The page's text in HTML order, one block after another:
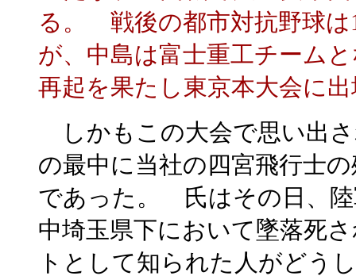
る。 戦後の都市対抗野球は
が、中島は富士重工チーム
再起を果たし東京本大会に
しかもこの大会で思い出
の最中に当社の四宮飛行士
であった。 氏はその日、陸
中埼玉県下において墜落死
トとして知られた人がどう